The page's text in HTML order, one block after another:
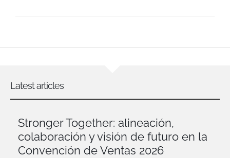
Latest articles
Stronger Together: alineación,
colaboración y visión de futuro en la
Convención de Ventas 2026